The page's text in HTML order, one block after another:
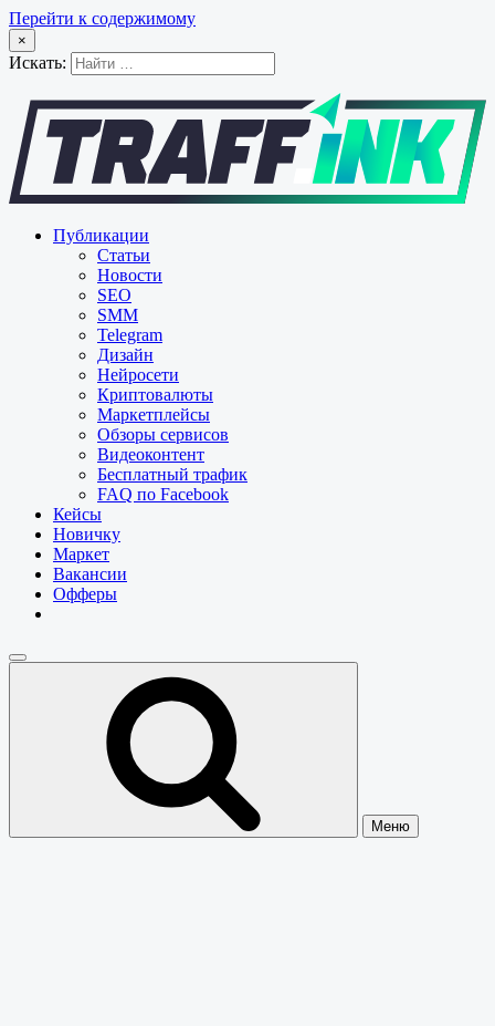
Перейти к содержимому
×
Искать:
Публикации
Статьи
Новости
SEO
SMM
Telegram
Дизайн
Нейросети
Криптовалюты
Маркетплейсы
Обзоры сервисов
Видеоконтент
Бесплатный трафик
FAQ по Facebook
Кейсы
Новичку
Маркет
Вакансии
Офферы
Меню